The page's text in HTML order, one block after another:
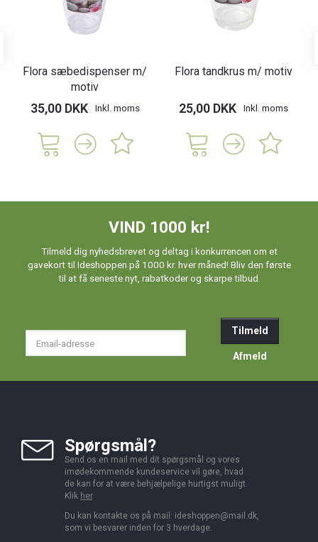
Flora sæbedispenser m/
motiv
35,00 DKK Inkl. moms
Flora tandkrus m/ motiv
25,00 DKK Inkl. moms
VIND 1000 kr!
Tilmeld dig nyhedsbrevet og deltag i konkurrencen om et
gavekort til Ideshoppen på 1000 kr. hver måned! Bliv den første
til at få seneste nyt, rabatkoder og skarpe tilbud.
Tilmeld
Afmeld
Spørgsmål?
Send os en mail med dit spørgsmål og vores
imødekommende kundeservice vil gøre, hvad
de kan for at være behjælpelige hurtigst muligt.
Klik her.
Du kan kontakte os på mail: ideshoppen@mail.dk,
som vi besvarer inden for 3 hverdage.